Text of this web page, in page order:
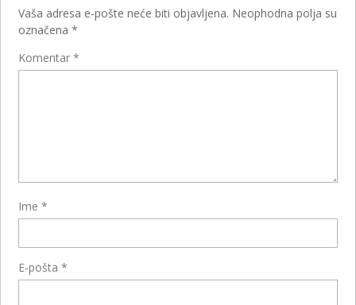
Vaša adresa e-pošte neće biti objavljena. Neophodna polja su
označena*
Komentar*
Ime*
E-pošta*